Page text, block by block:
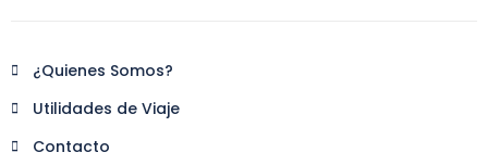
¿Quienes Somos?
Utilidades de Viaje
Contacto